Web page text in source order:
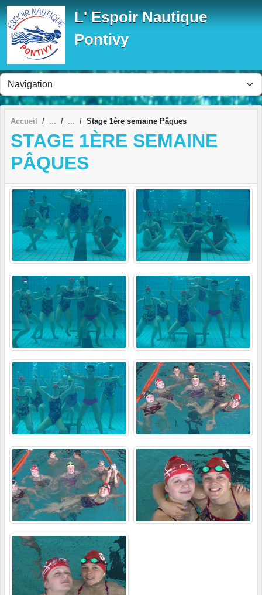
L' Espoir Nautique
Pontivy
Accueil Stage 1ère semaine Pâques
STAGE 1ÈRE SEMAINE
PÂQUES
Panneau de gestion des cookies